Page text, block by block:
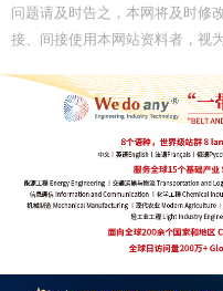
问题请及时告之，本网将及时修
接、间接使用本网站资料者，视